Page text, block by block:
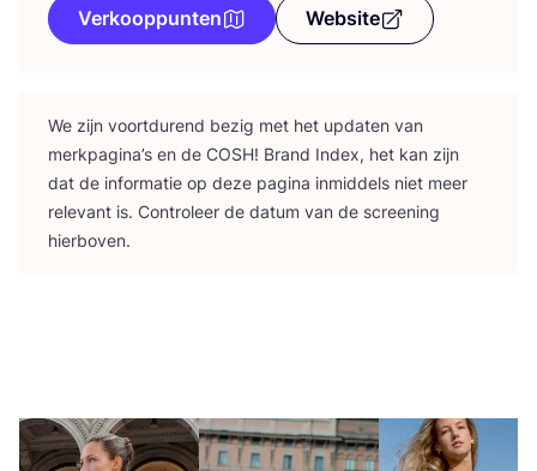
Verkooppunten
Website
We zijn voort­du­rend bezig met het upda­ten van
merk­pa­gi­na’s en de COSH! Brand Index, het kan zijn
dat de infor­ma­tie op deze pagi­na inmid­dels niet meer
rele­vant is. Con­tro­leer de datum van de scree­ning
hierboven.